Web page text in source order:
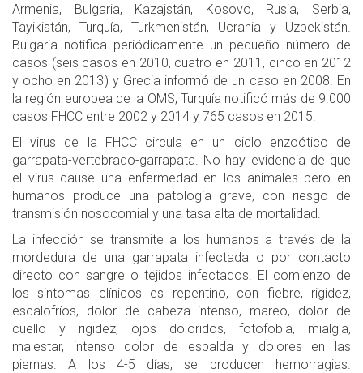
Armenia, Bulgaria, Kazajstán, Kosovo, Rusia, Serbia,
Tayikistán, Turquía, Turkmenistán, Ucrania y Uzbekistán.
Bulgaria notifica periódicamente un pequeño número de
casos (seis casos en 2010, cuatro en 2011, cinco en 2012
y ocho en 2013) y Grecia informó de un caso en 2008. En
la región europea de la OMS, Turquía notificó más de 9.000
casos FHCC entre 2002 y 2014 y 765 casos en 2015.
El virus de la FHCC circula en un ciclo enzoótico de
garrapata-vertebrado-garrapata. No hay evidencia de que
el virus cause una enfermedad en los animales pero en
humanos produce una patología grave, con riesgo de
transmisión nosocomial y una tasa alta de mortalidad.
La infección se transmite a los humanos a través de la
mordedura de una garrapata infectada o por contacto
directo con sangre o tejidos infectados. El comienzo de
los sintomas clínicos es repentino, con fiebre, rigidez,
escalofríos, dolor de cabeza intenso, mareo, dolor de
cuello y rigidez, ojos doloridos, fotofobia, mialgia,
malestar, intenso dolor de espalda y dolores en las
piernas. A los 4-5 días, se producen hemorragias.